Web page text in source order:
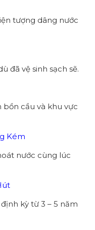
tượng dâng nước
đã vệ sinh sạch sẽ.
bồn cầu và khu vực
Kém
nước cùng lúc
kỳ từ 3 – 5 năm